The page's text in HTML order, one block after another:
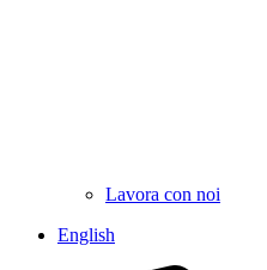
Lavora con noi
English